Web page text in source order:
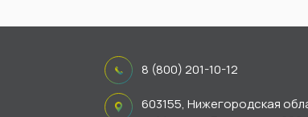
8 (800) 201-10-12
603155, Нижегородская